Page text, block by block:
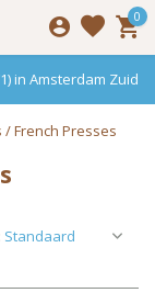
0
in Amsterdam Zuid
French Presses